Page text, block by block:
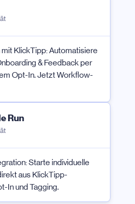
KlickTipp: Automatisiere
& Feedback per
Opt-In. Jetzt Workflow-
Run
Starte individuelle
aus KlickTipp-
In und Tagging.